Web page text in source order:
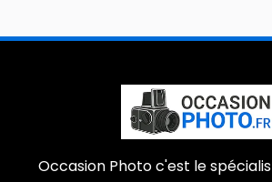
Occasion Photo c'est le